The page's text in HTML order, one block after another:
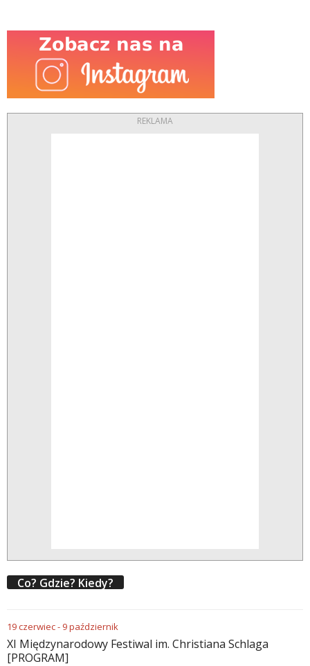
REKLAMA
Co? Gdzie? Kiedy?
19czerwiec- 9październik
XI Międzynarodowy Festiwal im. Christiana Schlaga
[PROGRAM]